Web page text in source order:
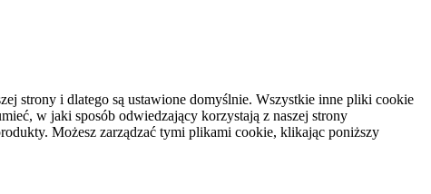
strony i dlatego są ustawione domyślnie. Wszystkie inne pliki cookie
w jaki sposób odwiedzający korzystają z naszej strony
Możesz zarządzać tymi plikami cookie, klikając poniższy